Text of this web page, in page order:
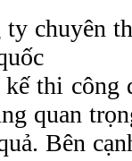
ty chuyên
thi công
quan
Bên